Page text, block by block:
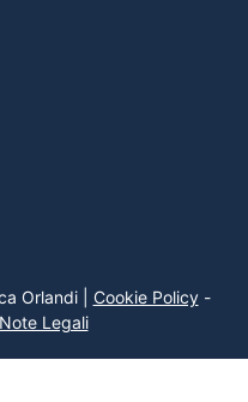
Orlandi | Cookie Policy-
Note Legali